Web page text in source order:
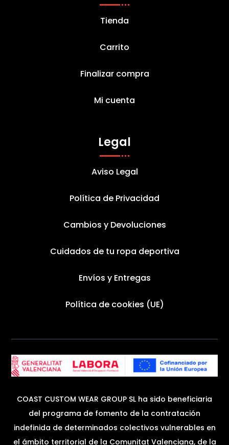
Tienda
Carrito
Finalizar compra
Mi cuenta
Legal
Aviso Legal
Política de Privacidad
Cambios y Devoluciones
Cuidados de tu ropa deportiva
Envíos y Entregas
Política de cookies (UE)
COAST CUSTOM WEAR GROUP SL ha sido beneficiaria
del programa de fomento de la contratación
indefinida de determinados colectivos vulnerables en
el ámbito territorial de la Comunitat Valenciana, de la